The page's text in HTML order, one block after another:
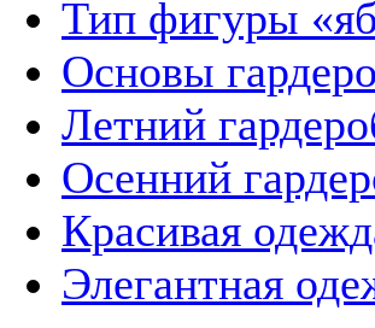
Тип фигуры
Основы
Летний
Осенний
Красивая
Элегантная